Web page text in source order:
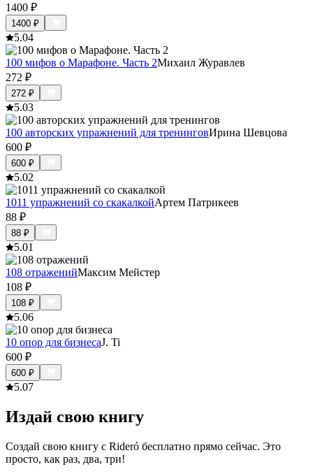
1400 ₽
1400 ₽
5.04
100 мифов о Марафоне. Часть 2Михаил Журавлев
272 ₽
272 ₽
5.03
100 авторских упражнений для тренинговИрина Шевцова
600 ₽
600 ₽
5.02
1011 упражнений со скакалкойАртем Патрикеев
88 ₽
88 ₽
5.01
108 отраженийМаксим Мейстер
108 ₽
108 ₽
5.06
10 опор для бизнесаJ. Ti
600 ₽
600 ₽
5.07
Издай свою книгу
Создай свою книгу с Rideró бесплатно прямо сейчас. Это
просто, как раз, два, три!